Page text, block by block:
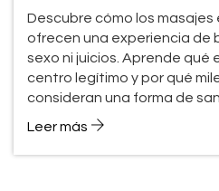
Descubre cómo los
ofrecen una experiencia de
sexo ni juicios. Aprende qué
centro legítimo y por qué
consideran una forma de
Leer más